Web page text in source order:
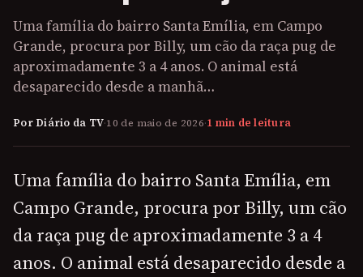
Uma família do bairro Santa Emília, em Campo
Grande, procura por Billy, um cão da raça pug de
aproximadamente 3 a 4 anos. O animal está
desaparecido desde a manhã…
Por Diário da TV·10 de maio de 2026·1 min de leitura
Uma família do bairro Santa Emília, em
Campo Grande, procura por Billy, um cão
da raça pug de aproximadamente 3 a 4
anos. O animal está desaparecido desde a